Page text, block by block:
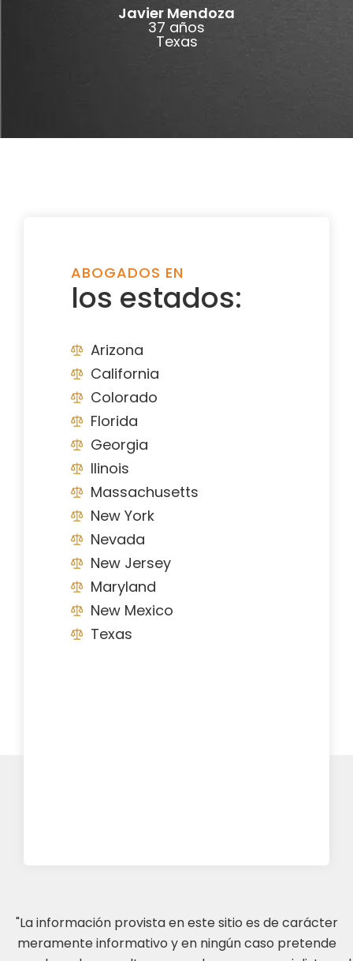
Javier Mendoza
37 años
Texas
ABOGADOS EN
los estados:
Arizona
California
Colorado
Florida
Georgia
Ilinois
Massachusetts
New York
Nevada
New Jersey
Maryland
New Mexico
Texas
"La información provista en este sitio es de carácter
meramente informativo y en ningún caso pretende